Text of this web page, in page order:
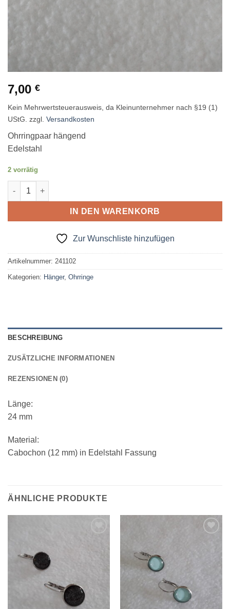
7,00 €
Kein Mehrwertsteuerausweis, da Kleinunternehmer nach §19 (1)
UStG. zzgl. Versandkosten
Ohrringpaar hängend
Edelstahl
2 vorrätig
Ohrring Hänger "Glitzer" Menge
IN DEN WARENKORB
Zur Wunschliste hinzufügen
Artikelnummer: 241102
Kategorien: Hänger, Ohrringe
BESCHREIBUNG
ZUSÄTZLICHE INFORMATIONEN
REZENSIONEN (0)
Länge:
24 mm
Material:
Cabochon (12 mm) in Edelstahl Fassung
ÄHNLICHE PRODUKTE